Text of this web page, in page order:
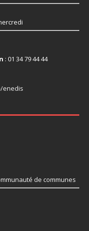
: 01 34 79 44 44
enedis
de communes